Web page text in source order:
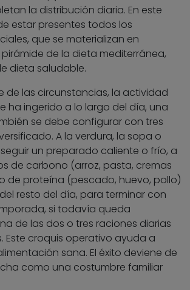
la distribución diaria. En este
estar presentes todos los
que se materializan en
de la dieta mediterránea,
dieta saludable.
de las circunstancias, la actividad
ha ingerido a lo largo del día, una
se debe configurar con tres
A la verdura, la sopa o
un preparado caliente o frío, a
de carbono (arroz, pasta, cremas
de proteína (pescado, huevo, pollo)
resto del día, para terminar con
si todavía queda
de las dos o tres raciones diarias
Este croquis operativo ayuda a
sana. El éxito deviene de
como una costumbre familiar